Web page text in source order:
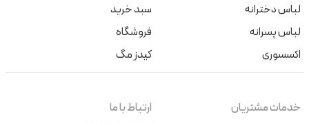
لباس دخترانه
لباس پسرانه
اکسسوری
سبد خرید
فروشگاه
کیدز مگ
خدمات مشتریان
ارتباط با ما